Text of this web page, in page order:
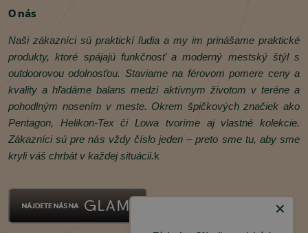
O nás
Naši zákazníci sú praktickí ľudia a my im prinášame praktické
produkty, ktoré spájajú funkčnosť a moderný mestský štýl s
outdoorovou odolnosťou. Staviame na férovom pomere ceny a
kvality a hľadáme balans medzi aktívnym životom v teréne a
pohodlným nosením v meste. Okrem špičkových značiek ako
Pentagon, Helikon‑Tex či Lowa tvoríme aj vlastné kolekcie.
Zákazníci sú pre nás vždy číslo jeden – preto sme tu, aby sme
kryli váš chrbát v každej situácii.k
✕